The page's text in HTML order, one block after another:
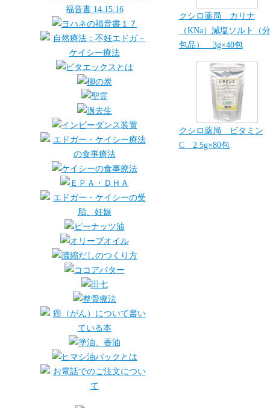
クシロ薬局 カリナ
（KNa）減塩ソルト（分
包品） 3g×40包
クシロ薬局 ビタミン
C 2.5g×80包